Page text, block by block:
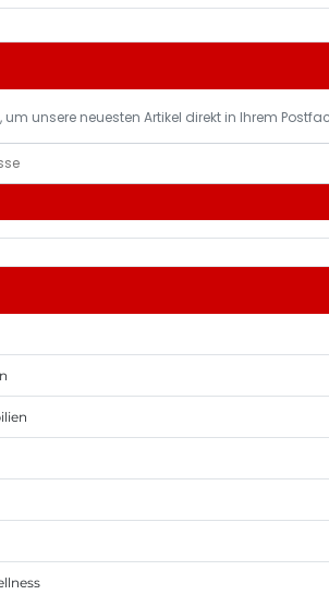
um unsere neuesten Artikel direkt in Ihrem